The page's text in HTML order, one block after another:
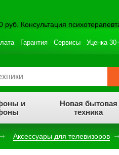
руб. Консультация
Гарантия Сервисы Уценка
и
Новая бытовая
техника
Аксессуары для телевизоров